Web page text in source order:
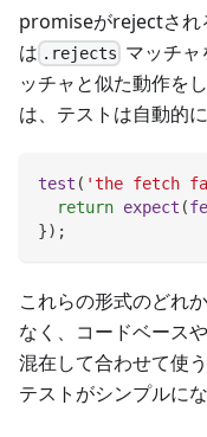
promiseがrejectされ
は .rejects マッチ
ッチャと似た動作を
は、テストは自動的
test ( 'the fetch
return expect (
}) ;
これらの形式のどれ
なく、コードベース
混在して合わせて使
テストがシンプルに